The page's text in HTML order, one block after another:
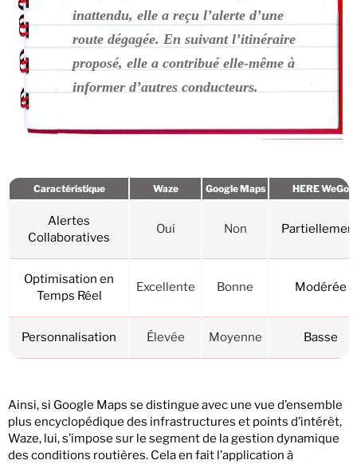
inattendu, elle a reçu l’alerte d’une
route dégagée. En suivant l’itinéraire
proposé, elle a contribué elle-même à
informer d’autres conducteurs.
Caractéristique Waze Google Maps HERE WeGo
Alertes
Collaboratives
Oui Non
Optimisation en
Temps Réel
Excellente Bonne Modérée
Personnalisation Élevée Moyenne Basse
Ainsi, si Google Maps se distingue avec une vue d’ensemble
plus encyclopédique des infrastructures et points d’intérêt,
Waze, lui, s’impose sur le segment de la gestion dynamique
des conditions routières. Cela en fait l’application à